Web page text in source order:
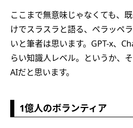
ここまで無意味じゃなくても、
けでスラスラと語る、ペラッペ
いと筆者は思います。GPT-x、
らい知識人レベル。というか、
AIだと思います。
1億人のボランティア